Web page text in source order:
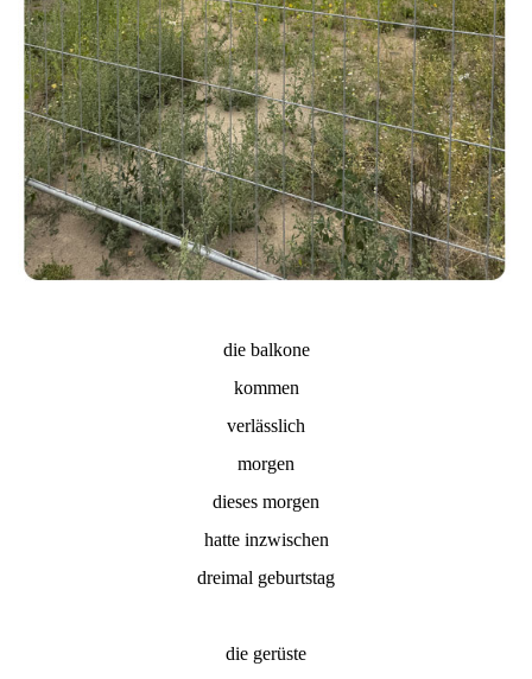
die balkone
kommen
verlässlich
morgen
dieses morgen
hatte inzwischen
dreimal geburtstag
die gerüste